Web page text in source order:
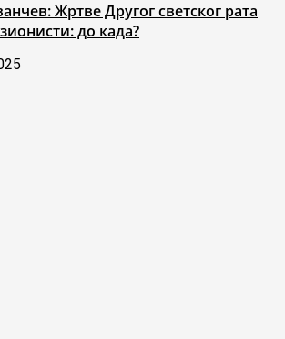
Жртве Другог светског рата
до када?